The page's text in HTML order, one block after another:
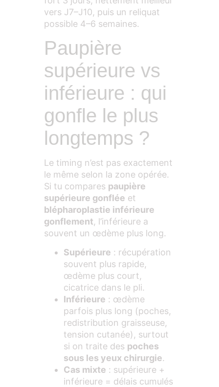
vers J7–J10, puis un reliquat
possible 4–6 semaines.
Paupière
supérieure vs
inférieure : qui
gonfle le plus
longtemps ?
Le timing n’est pas exactement
le même selon la zone opérée.
Si tu compares paupière
supérieure gonflée et
blépharoplastie inférieure
gonflement, l’inférieure a
souvent un œdème plus long.
Supérieure : récupération
souvent plus rapide,
œdème plus court,
cicatrice dans le pli.
Inférieure : œdème
parfois plus long (poches,
redistribution graisseuse,
tension cutanée), surtout
si on traite des poches
sous les yeux chirurgie.
Cas mixte : supérieure +
inférieure = délais cumulés